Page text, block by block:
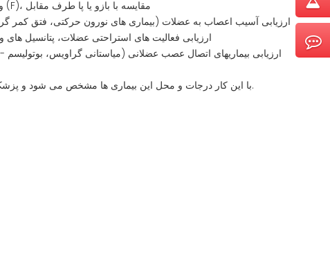
اندازه گیری و ارزیابی زمانی قوس رفلکس (H)، و پاسخ های دیرهنگام حرکتی (F)، مقایسه با بازو یا پا طرف مقابل
ارزیابی آسیب اعصاب به عضلات (بیماری های نورون حرکتی، فتق کمر
ارزیابی فعالیت های استراحتی عضلات، پتانسیل
ارزیابی بیماریهای اتصال عصب عضلانی (میاستانی گراویس،
با این کار درجات و محل این بیماری ها مشخص می شود و پزشک از این موضوع مطلع می شود و در ارزیابی گزینه های درمانی کمک می کند.